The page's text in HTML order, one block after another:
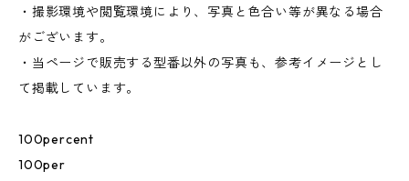
・撮影環境や閲覧環境により、写真と色合い等が異なる場合
がございます。
・当ページで販売する型番以外の写真も、参考イメージとし
て掲載しています。
100percent
100per